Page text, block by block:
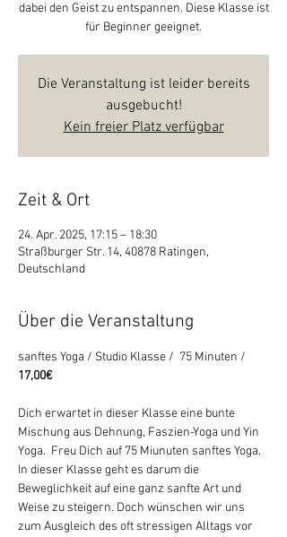
dabei den Geist zu entspannen. Diese Klasse ist
für Beginner geeignet.
Die Veranstaltung ist leider bereits
ausgebucht!
Kein freier Platz verfügbar
Zeit & Ort
24. Apr. 2025, 17:15 – 18:30
Straßburger Str. 14, 40878 Ratingen,
Deutschland
Über die Veranstaltung
sanftes Yoga / Studio Klasse /  75 Minuten /
17,00€
Dich erwartet in dieser Klasse eine bunte
Mischung aus Dehnung, Faszien-Yoga und Yin
Yoga.  Freu Dich auf 75 Miunuten sanftes Yoga.
In dieser Klasse geht es darum die
Beweglichkeit auf eine ganz sanfte Art und
Weise zu steigern. Doch wünschen wir uns
zum Ausgleich des oft stressigen Alltags vor